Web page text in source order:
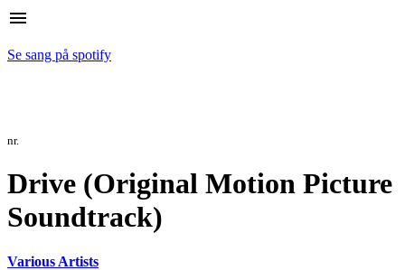
menu
Se sang på spotify
nr.
Drive (Original Motion Picture
Soundtrack)
Various Artists